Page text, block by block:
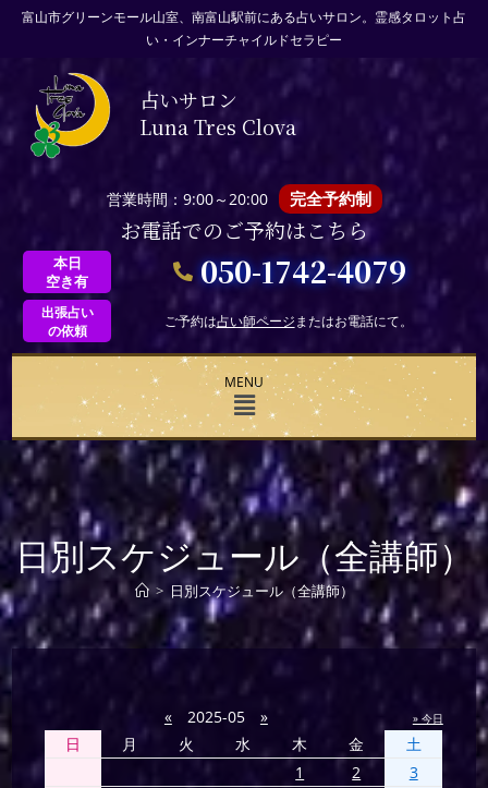
富山市グリーンモール山室、南富山駅前にある占いサロン。霊感タロット占
い・インナーチャイルドセラピー
占いサロン
Luna Tres Clova
営業時間：9:00～20:00 完全予約制
お電話でのご予約はこちら
本日
空き有
050-1742-4079
出張占い
の依頼
ご予約は占い師ページまたはお電話にて。
MENU
日別スケジュール（全講師）
> 日別スケジュール（全講師）
« 2025-05 » » 今日
日 月 火 水 木 金
土
1
2
3